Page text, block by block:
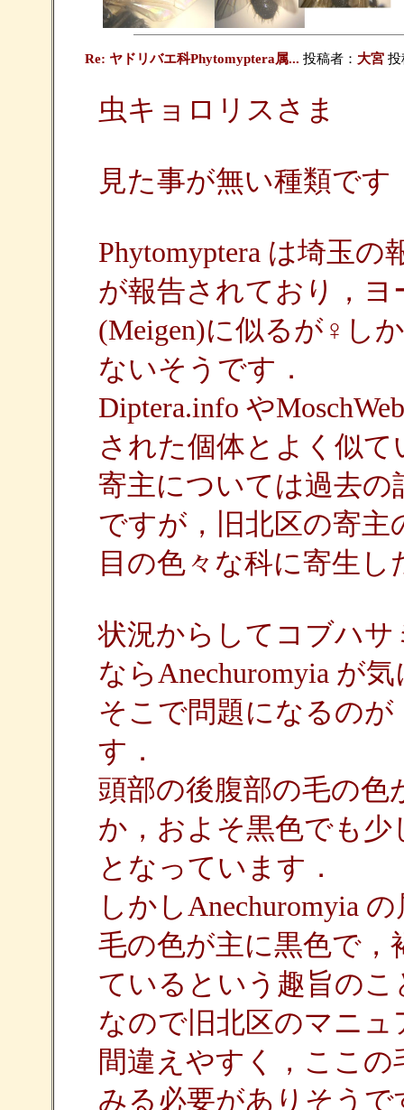
Re: ヤドリバエ科Phytomyptera属... 投稿者： 大宮 投
虫キョロリスさま
見た事が無い種類です
Phytomyptera は埼玉
が報告されており，ヨ
(Meigen)に似るが♀し
ないそうです．
Diptera.info や
された個体とよく似
寄主については過去
ですが，旧北区の寄
目の色々な科に寄生
状況からしてコブハ
ならAnechuromyia が
そこで問題になるの
す．
頭部の後腹部の毛の色
か，およそ黒色でも少
となっています．
しかしAnechuromyia
毛の色が主に黒色で，
ているという趣旨の
なので旧北区のマニ
間違えやすく，ここ
みる必要がありそうで